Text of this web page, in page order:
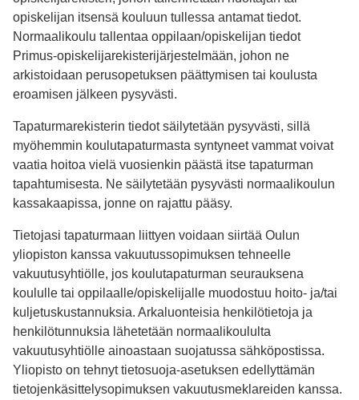
opiskelijan itsensä kouluun tullessa antamat tiedot.
Normaalikoulu tallentaa oppilaan/opiskelijan tiedot
Primus-opiskelijarekisterijärjestelmään, johon ne
arkistoidaan perusopetuksen päättymisen tai koulusta
eroamisen jälkeen pysyvästi.
Tapaturmarekisterin tiedot säilytetään pysyvästi, sillä
myöhemmin koulutapaturmasta syntyneet vammat voivat
vaatia hoitoa vielä vuosienkin päästä itse tapaturman
tapahtumisesta. Ne säilytetään pysyvästi normaalikoulun
kassakaapissa, jonne on rajattu pääsy.
Tietojasi tapaturmaan liittyen voidaan siirtää Oulun
yliopiston kanssa vakuutussopimuksen tehneelle
vakuutusyhtiölle, jos koulutapaturman seurauksena
koululle tai oppilaalle/opiskelijalle muodostuu hoito- ja/tai
kuljetuskustannuksia. Arkaluonteisia henkilötietoja ja
henkilötunnuksia lähetetään normaalikoululta
vakuutusyhtiölle ainoastaan suojatussa sähköpostissa.
Yliopisto on tehnyt tietosuoja-asetuksen edellyttämän
tietojenkäsittelysopimuksen vakuutusmeklareiden kanssa.